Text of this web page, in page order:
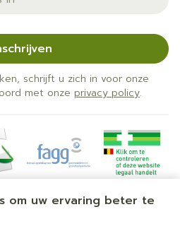
om uw ervaring beter te
schrijft u zich in voor onze
met onze privacy policy.